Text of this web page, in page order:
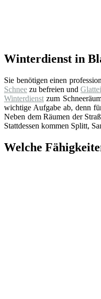
Winterdienst in
Sie benötigen einen
Schnee zu befreien und
Winterdienst zum
wichtige Aufgabe ab, denn
Neben dem Räumen der
Stattdessen kommen Splitt,
Welche